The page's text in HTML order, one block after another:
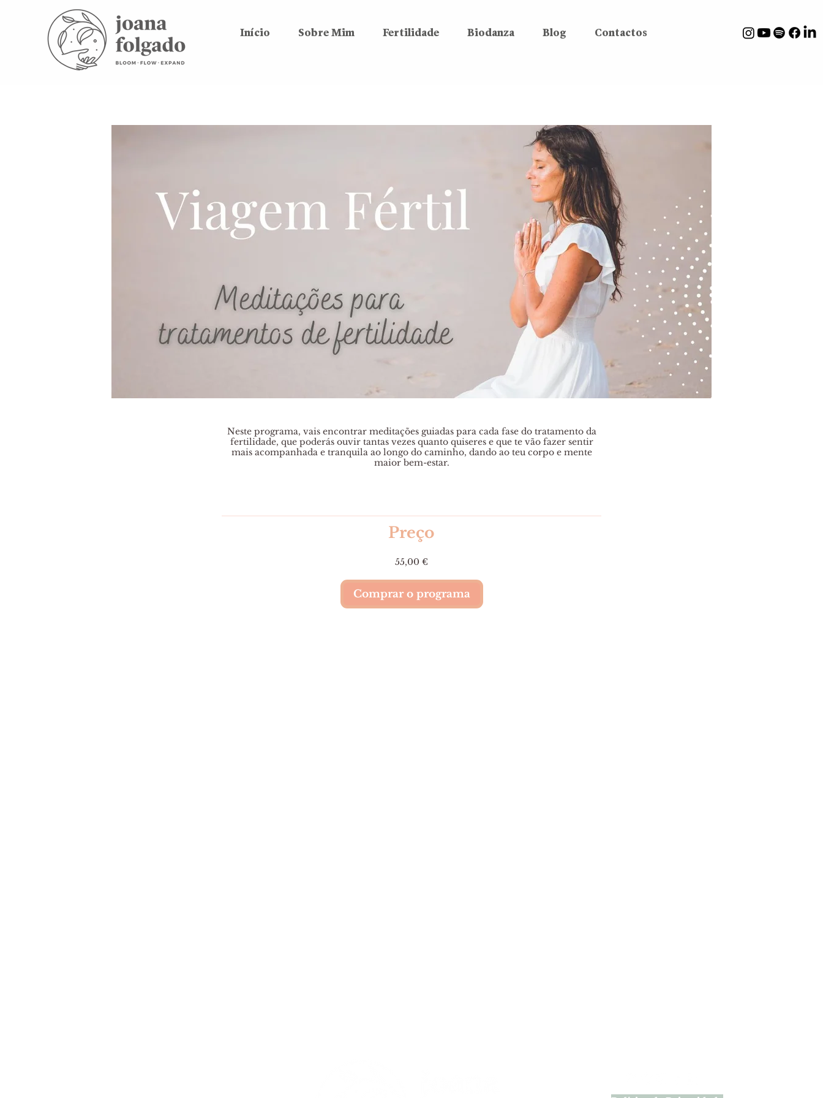
Início Sobre Mim Fertilidade Biodanza Blog Contactos
Neste programa, vais encontrar meditações guiadas para cada fase do tratamento da
fertilidade, que poderás ouvir tantas vezes quanto quiseres e que te vão fazer sentir
mais acompanhada e tranquila ao longo do caminho, dando ao teu corpo e mente
maior bem-estar.
Preço
55,00 €
Comprar o programa